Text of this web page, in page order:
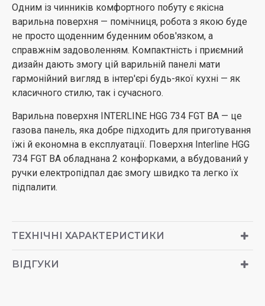
Одним із чинників комфортного побуту є якісна
варильна поверхня — помічниця, робота з якою буде
не просто щоденним буденним обов'язком, а
справжнім задоволенням. Компактність і приємний
дизайн дають змогу цій варильній панелі мати
гармонійний вигляд в інтер'єрі будь-якої кухні — як
класичного стилю, так і сучасного.
Варильна поверхня INTERLINE HGG 734 FGT BA — це
газова панель, яка добре підходить для приготування
їжі й економна в експлуатації. Поверхня Interline HGG
734 FGT BA обладнана 2 конфорками, а вбудований у
ручки електропідпал дає змогу швидко та легко їх
підпалити.
ТЕХНІЧНІ ХАРАКТЕРИСТИКИ
ВІДГУКИ